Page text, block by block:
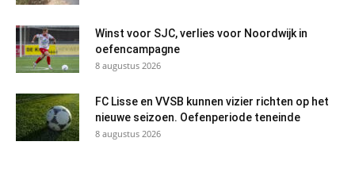
Winst voor SJC, verlies voor Noordwijk in
oefencampagne
8 augustus 2026
FC Lisse en VVSB kunnen vizier richten op het
nieuwe seizoen. Oefenperiode teneinde
8 augustus 2026